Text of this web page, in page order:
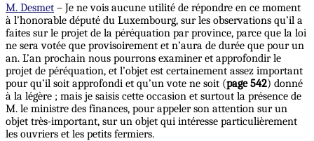
M. Desmet – Je ne vois aucune utilité de répondre en ce moment
à l’honorable député du Luxembourg, sur les observations qu’il a
faites sur le projet de la péréquation par province, parce que la loi
ne sera votée que provisoirement et n’aura de durée que pour un
an. L’an prochain nous pourrons examiner et approfondir le
projet de péréquation, et l’objet est certainement assez important
pour qu’il soit approfondi et qu’un vote ne soit (page 542) donné
à la légère ; mais je saisis cette occasion et surtout la présence de
M. le ministre des finances, pour appeler son attention sur un
objet très-important, sur un objet qui intéresse particulièrement
les ouvriers et les petits fermiers.